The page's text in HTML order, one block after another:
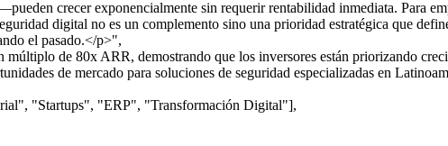
crecer exponencialmente sin requerir rentabilidad inmediata. Para
digital no es un complemento sino una prioridad estratégica que
el pasado.</p>",
de 80x ARR, demostrando que los inversores están priorizando
de mercado para soluciones de seguridad especializadas en
"Startups", "ERP", "Transformación Digital"],